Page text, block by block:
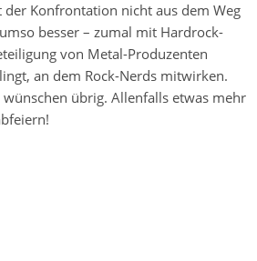
der Konfrontation nicht aus dem Weg
besser – zumal mit Hardrock-
von Metal-Produzenten
an dem Rock-Nerds mitwirken.
wünschen übrig. Allenfalls etwas mehr